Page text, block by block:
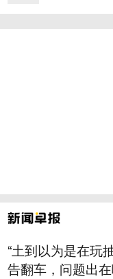
“土到以为是在玩
告翻车，问题出在